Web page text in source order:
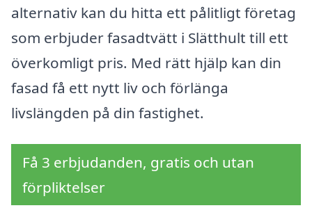
alternativ kan du hitta ett pålitligt företag
som erbjuder fasadtvätt i Slätthult till ett
överkomligt pris. Med rätt hjälp kan din
fasad få ett nytt liv och förlänga
livslängden på din fastighet.
Få 3 erbjudanden, gratis och utan
förpliktelser